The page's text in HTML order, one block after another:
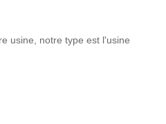
usine, notre type est l'usine